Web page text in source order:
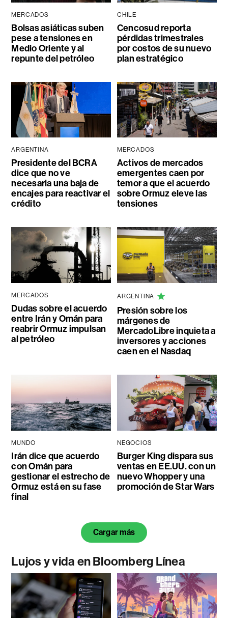
MERCADOS
Bolsas asiáticas suben
pese a tensiones en
Medio Oriente y al
repunte del petróleo
CHILE
Cencosud reporta
pérdidas trimestrales
por costos de su nuevo
plan estratégico
ARGENTINA
Presidente del BCRA
dice que no ve
necesaria una baja de
encajes para reactivar el
crédito
MERCADOS
Activos de mercados
emergentes caen por
temor a que el acuerdo
sobre Ormuz eleve las
tensiones
MERCADOS
Dudas sobre el acuerdo
entre Irán y Omán para
reabrir Ormuz impulsan
al petróleo
ARGENTINA
Presión sobre los
márgenes de
MercadoLibre inquieta a
inversores y acciones
caen en el Nasdaq
MUNDO
Irán dice que acuerdo
con Omán para
gestionar el estrecho de
Ormuz está en su fase
final
NEGOCIOS
Burger King dispara sus
ventas en EE.UU. con un
nuevo Whopper y una
promoción de Star Wars
Cargar más
Lujos y vida en Bloomberg Línea